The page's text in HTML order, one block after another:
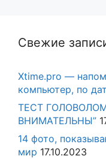
Свежие
Xtime.pro —
компьютер, по
ТЕСТ
ВНИМАТЕЛЬНЫ”
14 фото,
мир 17.10.2023